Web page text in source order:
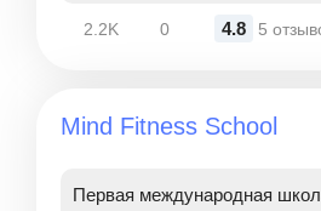
2.2K 0 4.8 5
Mind Fitness School
Первая международная